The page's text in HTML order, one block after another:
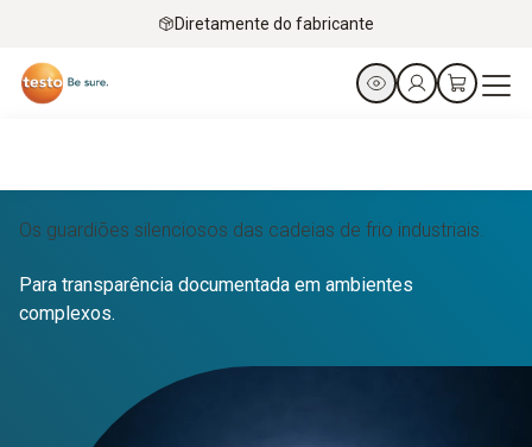
Diretamente do fabricante
Os guardiões silenciosos das cadeias de frio industriais.
Para transparência documentada em ambientes
complexos.